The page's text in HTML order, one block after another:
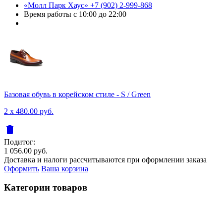
«Молл Парк Хаус» +7 (902) 2-999-868
Время работы с 10:00 до 22:00
Базовая обувь в корейском стиле - S / Green
2 x 480.00 руб.
delete
Подитог:
1 056.00 руб.
Доставка и налоги рассчитываются при оформлении заказа
Оформить Ваша корзина
Категории товаров